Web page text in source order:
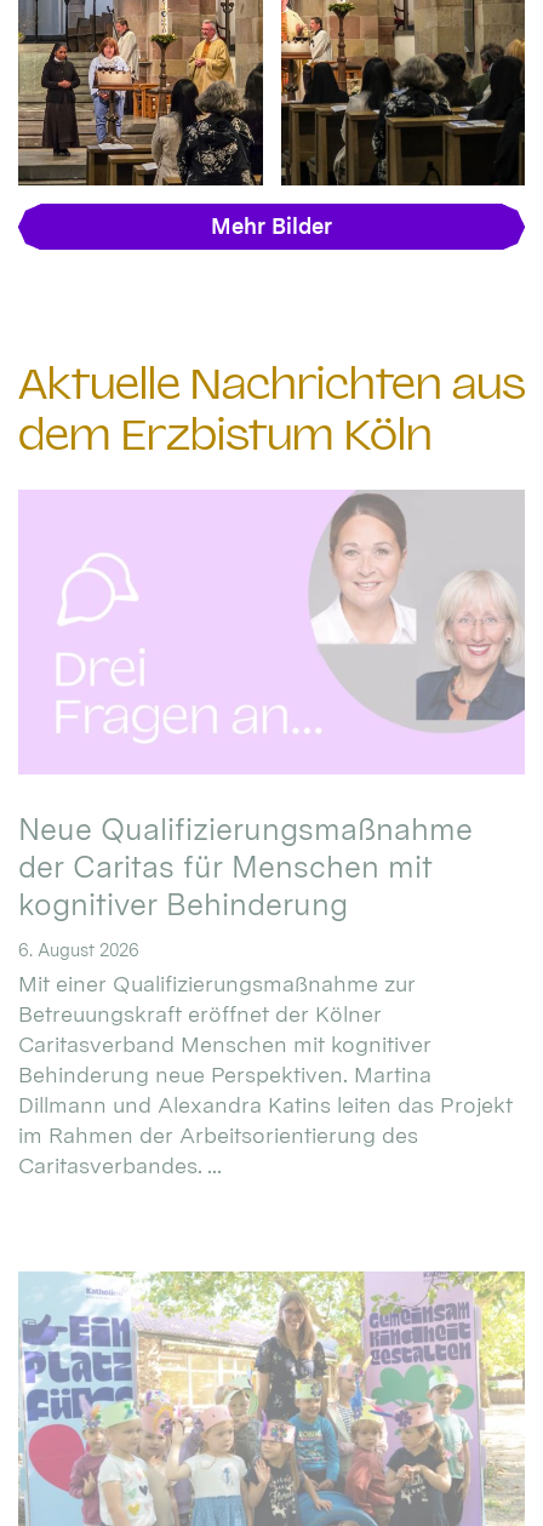
Mehr Bilder
Aktuelle Nachrichten aus
dem Erzbistum Köln
Neue Qualifizierungsmaßnahme
der Caritas für Menschen mit
kognitiver Behinderung
6. August 2026
Mit einer Qualifizierungsmaßnahme zur
Betreuungskraft eröffnet der Kölner
Caritasverband Menschen mit kognitiver
Behinderung neue Perspektiven. Martina
Dillmann und Alexandra Katins leiten das Projekt
im Rahmen der Arbeitsorientierung des
Caritasverbandes. ...